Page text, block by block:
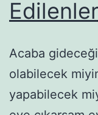
Edilenler
Acaba
olabilecek
yapabilecek